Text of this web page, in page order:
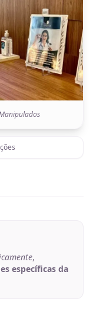
,
específicas da